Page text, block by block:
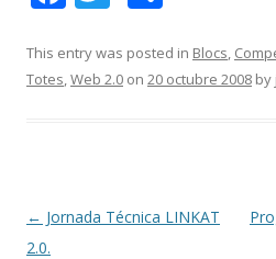
e
b
k
itt
er
m
p
ix
This entry was posted in Blocs,
Totes,Web 2.0 on 20 octubre 2008 by
Post
navigation
← Jornada Técnica LINKAT
2.0.